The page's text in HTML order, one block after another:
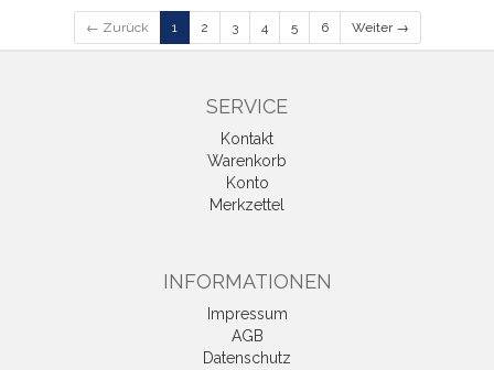
← Zurück 1 2 3 4 5 6 Weiter →
SERVICE
Kontakt
Warenkorb
Konto
Merkzettel
INFORMATIONEN
Impressum
AGB
Datenschutz